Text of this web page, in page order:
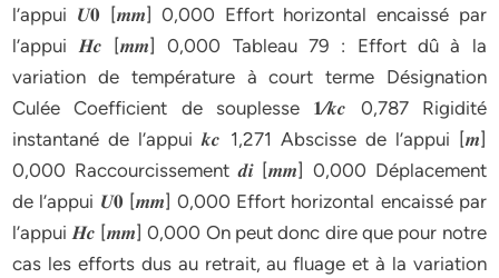
l’appui 𝑼𝟎 [𝒎𝒎] 0,000 Effort horizontal encaissé par
l’appui 𝑯𝒄 [𝒎𝒎] 0,000 Tableau 79 : Effort dû à la
variation de température à court terme Désignation
Culée Coefficient de souplesse 𝟏⁄𝒌𝒄 0,787 Rigidité
instantané de l’appui 𝒌𝒄 1,271 Abscisse de l’appui [𝒎]
0,000 Raccourcissement 𝒅𝒊 [𝒎𝒎] 0,000 Déplacement
de l’appui 𝑼𝟎 [𝒎𝒎] 0,000 Effort horizontal encaissé par
l’appui 𝑯𝒄 [𝒎𝒎] 0,000 On peut donc dire que pour notre
cas les efforts dus au retrait, au fluage et à la variation